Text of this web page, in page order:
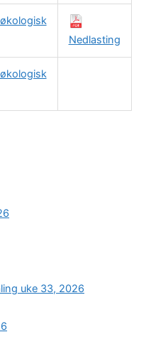
Nedlasting
uke 33, 2026